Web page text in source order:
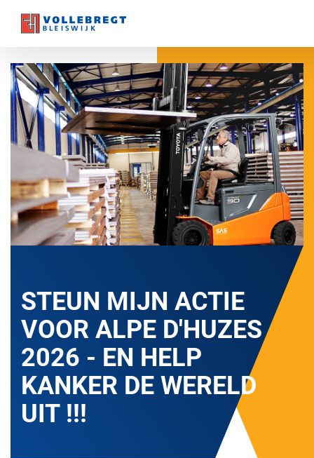
STEUN MIJN ACTIE
VOOR ALPE D'HUZES
2026 - EN HELP
KANKER DE WERELD
UIT !!!